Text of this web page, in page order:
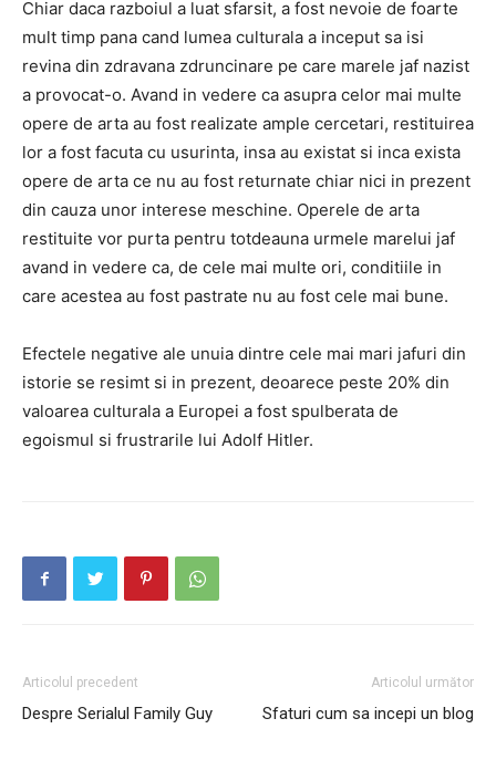
Chiar daca razboiul a luat sfarsit, a fost nevoie de foarte
mult timp pana cand lumea culturala a inceput sa isi
revina din zdravana zdruncinare pe care marele jaf nazist
a provocat-o. Avand in vedere ca asupra celor mai multe
opere de arta au fost realizate ample cercetari, restituirea
lor a fost facuta cu usurinta, insa au existat si inca exista
opere de arta ce nu au fost returnate chiar nici in prezent
din cauza unor interese meschine. Operele de arta
restituite vor purta pentru totdeauna urmele marelui jaf
avand in vedere ca, de cele mai multe ori, conditiile in
care acestea au fost pastrate nu au fost cele mai bune.
Efectele negative ale unuia dintre cele mai mari jafuri din
istorie se resimt si in prezent, deoarece peste 20% din
valoarea culturala a Europei a fost spulberata de
egoismul si frustrarile lui Adolf Hitler.
Articolul precedent
Despre Serialul Family Guy
Articolul următor
Sfaturi cum sa incepi un blog